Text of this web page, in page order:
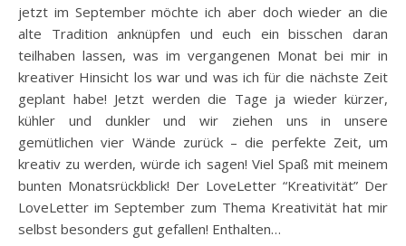
jetzt im September möchte ich aber doch wieder an die
alte Tradition anknüpfen und euch ein bisschen daran
teilhaben lassen, was im vergangenen Monat bei mir in
kreativer Hinsicht los war und was ich für die nächste Zeit
geplant habe! Jetzt werden die Tage ja wieder kürzer,
kühler und dunkler und wir ziehen uns in unsere
gemütlichen vier Wände zurück – die perfekte Zeit, um
kreativ zu werden, würde ich sagen! Viel Spaß mit meinem
bunten Monatsrückblick! Der LoveLetter “Kreativität” Der
LoveLetter im September zum Thema Kreativität hat mir
selbst besonders gut gefallen! Enthalten…